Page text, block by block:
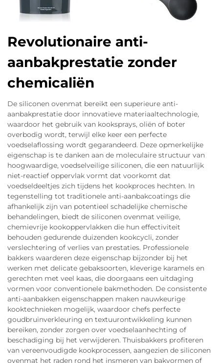
Revolutionaire anti-
aanbakprestatie zonder
chemicaliën
De siliconen ovenmat bereikt een superieure anti-
aanbakprestatie door innovatieve materiaaltechnologie,
waardoor het gebruik van kooksprays, oliën of boter
overbodig wordt, terwijl elke keer een perfecte
voedselaflossing wordt gegarandeerd. Deze opmerkelijke
eigenschap is te danken aan de moleculaire structuur van
hoogwaardige, voedselveilige siliconen, die een natuurlijk
niet-reactief oppervlak vormt dat voorkomt dat
voedseldeeltjes zich tijdens het kookproces hechten. In
tegenstelling tot traditionele anti-aanbakcoatings die
afhankelijk zijn van potentieel schadelijke chemische
behandelingen, biedt de siliconen ovenmat veilige,
chemievrije kookoppervlakken die hun effectiviteit
behouden gedurende duizenden kookcycli, zonder
verslechtering of verlies van prestaties. Professionele
bakkers waarderen deze eigenschap bijzonder bij het
werken met delicate gebaksoorten, kleverige karamels en
gerechten met veel kaas, die doorgaans een uitdaging
vormen voor conventionele bakmethoden. De consistente
anti-aanbakken eigenschappen maken nauwkeurige
kooktechnieken mogelijk, waardoor chefs perfecte
goudbruinverkleuring en textuurontwikkeling kunnen
bereiken, zonder zorgen over voedselaanhechting of
beschadiging bij het verwijderen. Thuisbakkers profiteren
van vereenvoudigde kookprocessen, aangezien de siliconen
ovenmat het raden rond het insmeren van bakvormen of